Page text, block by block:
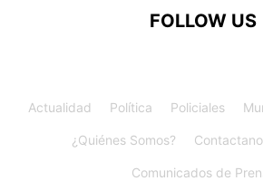
FOLLOW US
Actualidad Política Policiales
¿Quiénes Somos?
Comunicados de